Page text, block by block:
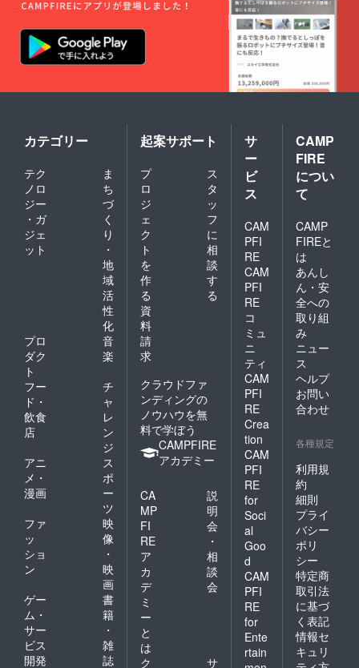
カテゴリー
テク
ノロ
ジー
・ガ
ジェ
ット
ま
ち
づ
く
り
・
地
域
活
性
化
プロ
ダク
ト
音
楽
フー
ド・
飲食
店
チ
ャ
レ
ン
ジ
アニ
メ・
漫画
ス
ポ
ー
ツ
ファ
ッ
ショ
ン
映
像
・
映
画
ゲー
ム・
サー
ビス
開発
書
籍
・
雑
誌
起案サポート
プ
ロ
ジ
ェ
ク
ト
を
作
る
ス
タ
ッ
フ
に
相
談
す
る
資
料
請
求
クラウドファ
ンディングの
ノウハウを無
料で学ぼう
CAMPFIRE
アカデミー
CA
MP
FI
RE
ア
カ
デ
ミ
ー
と
は
説
明
会
・
相
談
会
ク
サ
サ
ー
ビ
ス
CAM
PFI
RE
CAM
PFI
RE
コ
ミュ
ニ
ティ
CAM
PFI
RE
Crea
tion
CAM
PFI
RE
for
Soci
al
Goo
d
CAM
PFI
RE
for
Ente
rtain
CAMP
FIRE
につい
て
CAMP
FIREと
は
あんし
ん・安
全への
取り組
み
ニュー
ス
ヘルプ
お問い
合わせ
各種規定
利用規
約
細則
プライ
バシー
ポリ
シー
特定商
取引法
に基づ
く表記
情報セ
キュリ